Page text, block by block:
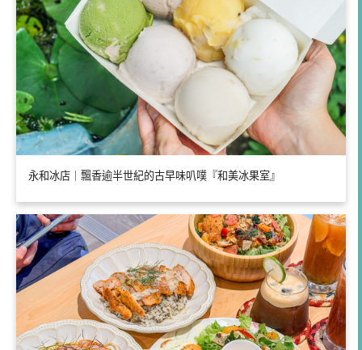
永和冰店｜飄香逾半世紀的古早味叭噗『和美冰果室』